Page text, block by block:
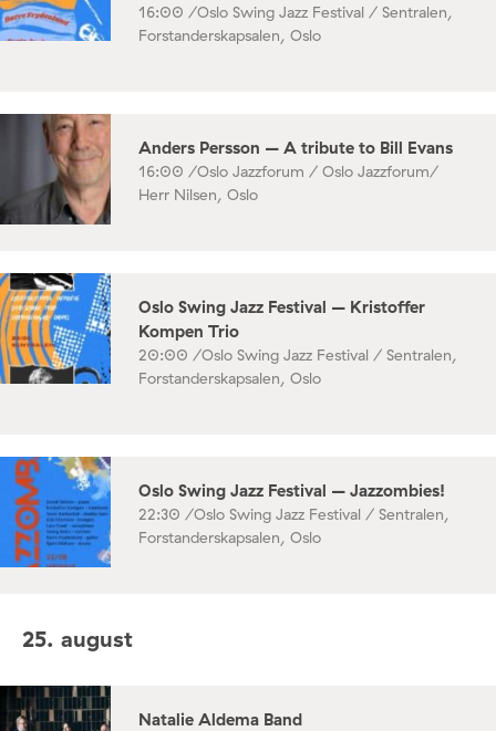
16:00 /Oslo Swing Jazz Festival / Sentralen,
Forstanderskapsalen, Oslo
Anders Persson – A tribute to Bill Evans
16:00 /Oslo Jazzforum / Oslo Jazzforum/
Herr Nilsen, Oslo
Oslo Swing Jazz Festival – Kristoffer
Kompen Trio
20:00 /Oslo Swing Jazz Festival / Sentralen,
Forstanderskapsalen, Oslo
Oslo Swing Jazz Festival – Jazzombies!
22:30 /Oslo Swing Jazz Festival / Sentralen,
Forstanderskapsalen, Oslo
25. august
Natalie Aldema Band